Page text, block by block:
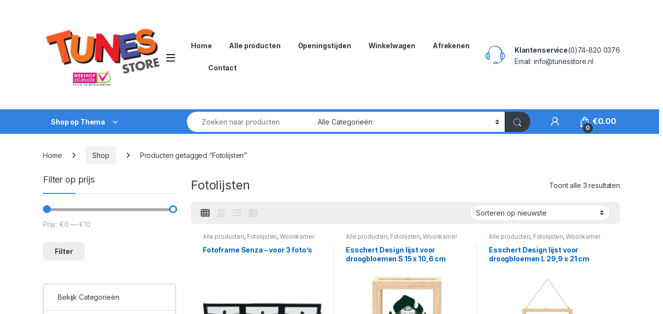
Open
Home Alle producten Openingstijden Winkelwagen Afrekenen
Contact
Klantenservice(0)74-820 0376
Email: info@tunesstore.nl
Shop op Thema
Zoek naar:
My Account
0
€0.00
Home Shop Producten getagged “Fotolijsten”
Fotolijsten Toont alle 3 resultaten
Alle producten, Fotolijsten, Woonkamer
Fotoframe Senza – voor 3 foto’s
Alle producten, Fotolijsten, Woonkamer
Esschert Design lijst voor
droogbloemen S 15 x 10,6 cm
Alle producten, Fotolijsten, Woonkamer
Esschert Design lijst voor
droogbloemen L 29,9 x 21 cm
Filter op prijs
Min. prijs
Max. prijs
Filter
Prijs: €0 — €10
Bekijk Categorieën